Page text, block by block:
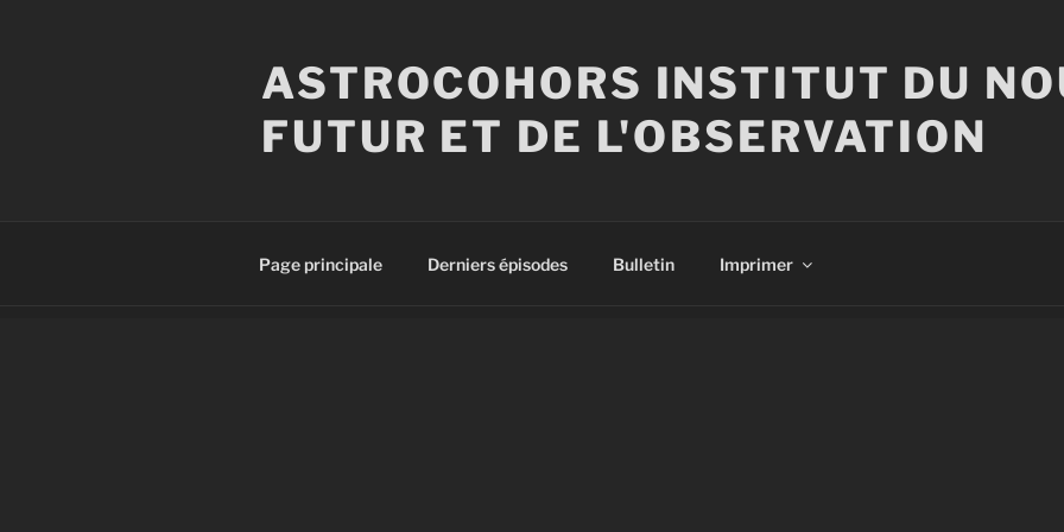
ASTROCOHORS INSTITUT DU
FUTUR ET DE L'OBSERVATION
Page principale Derniers épisodes Bulletin Imprimer